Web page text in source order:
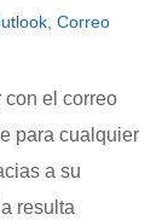
, Correo
con el correo
para cualquier
a su
resulta